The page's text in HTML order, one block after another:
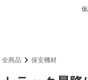
全商品 保安機材